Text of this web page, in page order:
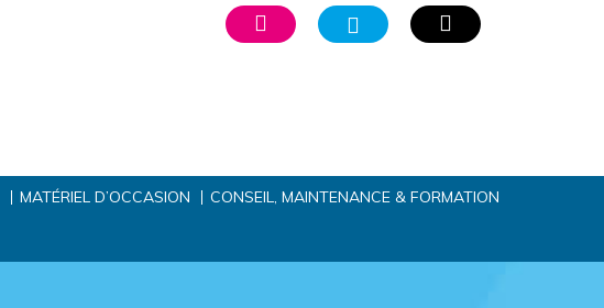
MATÉRIEL D’OCCASION CONSEIL, MAINTENANCE & FORMATION